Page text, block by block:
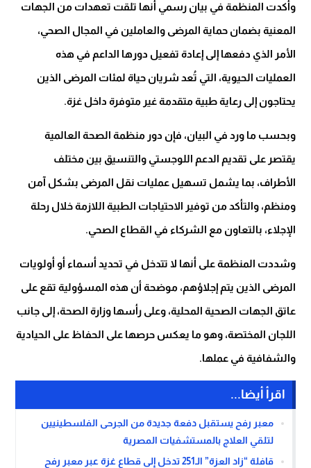
وأكدت المنظمة في بيان رسمي أنها تلقت تعهدات من الجهات
المعنية بضمان حماية المرضى والعاملين في المجال الصحي،
الأمر الذي دفعها إلى إعادة تفعيل دورها الداعم في هذه
العمليات الحيوية، التي تُعد شريان حياة لمئات المرضى الذين
يحتاجون إلى رعاية طبية متقدمة غير متوفرة داخل غزة.
وبحسب ما ورد في البيان، فإن دور منظمة الصحة العالمية
يقتصر على تقديم الدعم اللوجستي والتنسيق بين مختلف
الأطراف، بما يشمل تسهيل عمليات نقل المرضى بشكل آمن
ومنظم، والتأكد من توفير الاحتياجات الطبية اللازمة خلال رحلة
الإجلاء، بالتعاون مع الشركاء في القطاع الصحي.
وشددت المنظمة على أنها لا تتدخل في تحديد أسماء أو أولويات
المرضى الذين يتم إجلاؤهم، موضحة أن هذه المسؤولية تقع على
عاتق الجهات الصحية المحلية، وعلى رأسها وزارة الصحة، إلى جانب
اللجان المختصة، وهو ما يعكس حرصها على الحفاظ على الحيادية
والشفافية في عملها.
اقرأ أيضا...
معبر رفح يستقبل دفعة جديدة من الجرحى الفلسطينيين
لتلقي العلاج بالمستشفيات المصرية
قافلة “زاد العزة” الـ251 تدخل إلى قطاع غزة عبر معبر رفح